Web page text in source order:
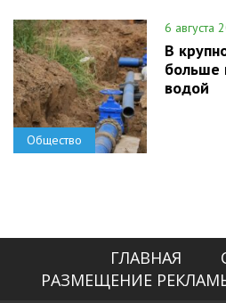
Общество
6 августа
В
больше
водой
ГЛАВНАЯ
РАЗМЕЩЕНИЕ